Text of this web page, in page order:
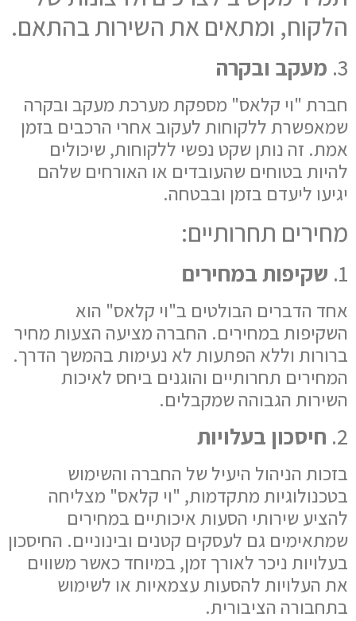
הלקוח, ומתאים את השירות בהתאם.
3. מעקב ובקרה
חברת "וי קלאס" מספקת מערכת מעקב ובקרה
שמאפשרת ללקוחות לעקוב אחרי הרכבים בזמן
אמת. זה נותן שקט נפשי ללקוחות, שיכולים
להיות בטוחים שהעובדים או האורחים שלהם
יגיעו ליעדם בזמן ובבטחה.
מחירים תחרותיים:
1. שקיפות במחירים
אחד הדברים הבולטים ב"וי קלאס" הוא
השקיפות במחירים. החברה מציעה הצעות מחיר
ברורות וללא הפתעות לא נעימות בהמשך הדרך.
המחירים תחרותיים והוגנים ביחס לאיכות
השירות הגבוהה שמקבלים.
2. חיסכון בעלויות
בזכות הניהול היעיל של החברה והשימוש
בטכנולוגיות מתקדמות, "וי קלאס" מצליחה
להציע שירותי הסעות איכותיים במחירים
שמתאימים גם לעסקים קטנים ובינוניים. החיסכון
בעלויות ניכר לאורך זמן, במיוחד כאשר משווים
את העלויות להסעות עצמאיות או לשימוש
בתחבורה הציבורית.